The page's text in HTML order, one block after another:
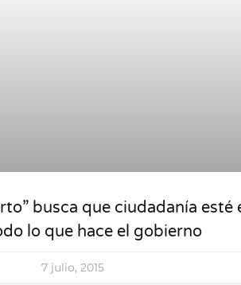
busca que ciudadanía esté
lo que hace el gobierno
7 julio, 2015